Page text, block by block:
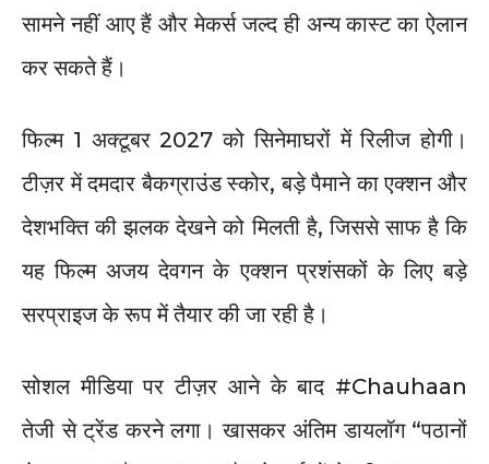
सामने नहीं आए हैं और मेकर्स जल्द ही अन्य कास्ट का ऐलान
कर सकते हैं।
फिल्म 1 अक्टूबर 2027 को सिनेमाघरों में रिलीज होगी।
टीज़र में दमदार बैकग्राउंड स्कोर, बड़े पैमाने का एक्शन और
देशभक्ति की झलक देखने को मिलती है, जिससे साफ है कि
यह फिल्म अजय देवगन के एक्शन प्रशंसकों के लिए बड़े
सरप्राइज के रूप में तैयार की जा रही है।
सोशल मीडिया पर टीज़र आने के बाद #Chauhaan
तेजी से ट्रेंड करने लगा। खासकर अंतिम डायलॉग “पठानों